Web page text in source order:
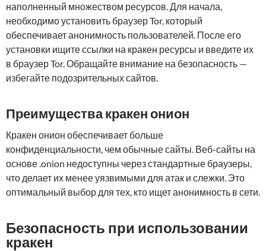
наполненный множеством ресурсов. Для начала,
необходимо установить браузер Tor, который
обеспечивает анонимность пользователей. После его
установки ищите ссылки на кракен ресурсы и введите их
в браузер Tor. Обращайте внимание на безопасность —
избегайте подозрительных сайтов.
Преимущества кракен онион
Кракен онион обеспечивает больше
конфиденциальности, чем обычные сайты. Веб-сайты на
основе .onion недоступны через стандартные браузеры,
что делает их менее уязвимыми для атак и слежки. Это
оптимальный выбор для тех, кто ищет анонимность в сети.
Безопасность при использовании
кракен